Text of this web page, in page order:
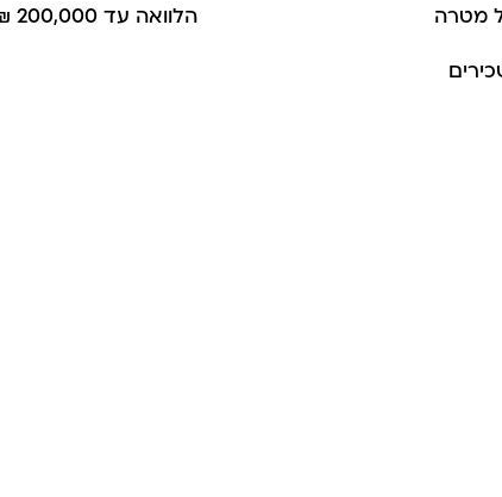
מטרה
הלוואה עד 200,000 ₪